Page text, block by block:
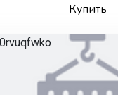
Купить